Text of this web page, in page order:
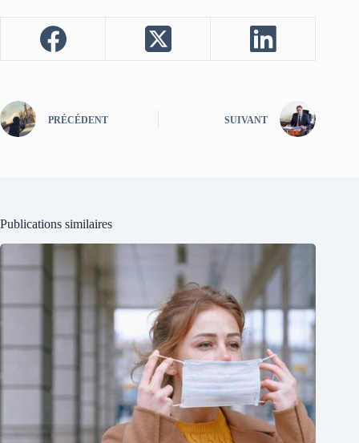
PRÉCÉDENT SUIVANT
Publications similaires